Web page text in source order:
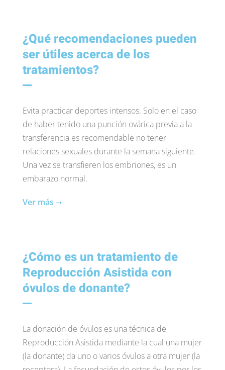
¿Qué recomendaciones pueden
ser útiles acerca de los
tratamientos?
Evita practicar deportes intensos. Solo en el caso
de haber tenido una punción ovárica previa a la
transferencia es recomendable no tener
relaciones sexuales durante la semana siguiente.
Una vez se transfieren los embriones, es un
embarazo normal.
Ver más ➝
¿Cómo es un tratamiento de
Reproducción Asistida con
óvulos de donante?
La donación de óvulos es una técnica de
Reproducción Asistida mediante la cual una mujer
(la donante) da uno o varios óvulos a otra mujer (la